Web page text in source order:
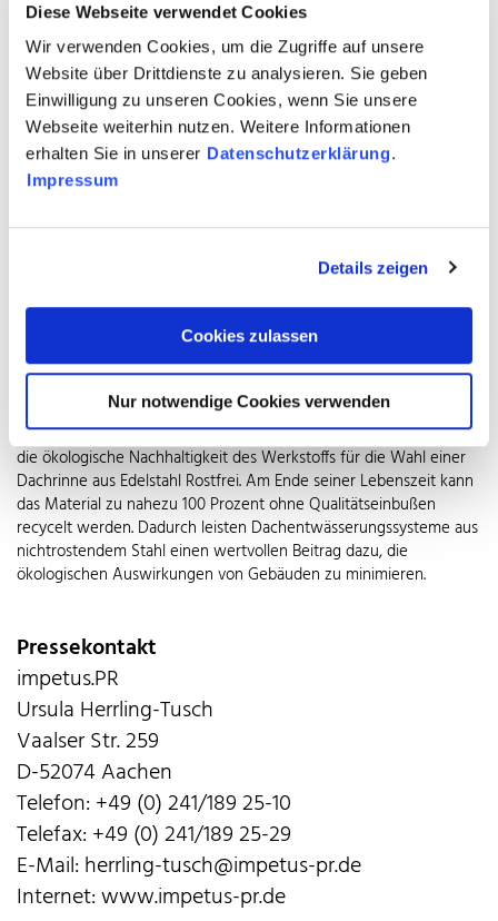
Diese Webseite verwendet Cookies
Wir verwenden Cookies, um die Zugriffe auf unsere
Website über Drittdienste zu analysieren. Sie geben
Einwilligung zu unseren Cookies, wenn Sie unsere
Webseite weiterhin nutzen. Weitere Informationen
erhalten Sie in unserer Datenschutzerklärung.
Impressum
Details zeigen
Cookies zulassen
Nur notwendige Cookies verwenden
Der gewählte Werkstoff für Dachrinne nebst Zubehör entscheidet
über Haltbarkeit, Optik und Kosten des Systems. Zur Auswahl
stehen Metalle wie Zink, Kupfer, Aluminium und Edelstahl sowie
Kunststoff. Viele gute Gründe sprechen trotz der höheren
Anschaffungskosten für die Wahl eines
Dachentwässerungssystems aus Edelstahl Rostfrei. Der robuste,
korrosionsbeständige Werkstoff hält für Jahrzehnte
Witterungseinflüssen aller Art stand und ist dabei nahezu
UV-stabile Rinne behält ihre glänzende Oberfläche dauerhaft.
Dachrinnen aus Edelstahl ist zudem ihre Beständigkeit gegen
die Jahre gerechnet zur deutlich wirtschaftlicheren Lösung.
Dachrinnen aus Edelstahl setzen weder Mikroplastik- oder
kontaminiert wird. Entsprechend unbesorgt kann auch das
aufgefangene Regenwasser genutzt werden. Nicht zuletzt spricht
die ökologische Nachhaltigkeit des Werkstoffs für die Wahl einer
Dachrinne aus Edelstahl Rostfrei. Am Ende seiner Lebenszeit kann
das Material zu nahezu 100 Prozent ohne Qualitätseinbußen
recycelt werden. Dadurch leisten Dachentwässerungssysteme aus
nichtrostendem Stahl einen wertvollen Beitrag dazu, die
ökologischen Auswirkungen von Gebäuden zu minimieren.
Pressekontakt
impetus.PR
Ursula Herrling-Tusch
Vaalser Str. 259
D-52074 Aachen
Telefon: +49 (0) 241/189 25-10
Telefax: +49 (0) 241/189 25-29
E-Mail: herrling-tusch@impetus-pr.de
Internet: www.impetus-pr.de